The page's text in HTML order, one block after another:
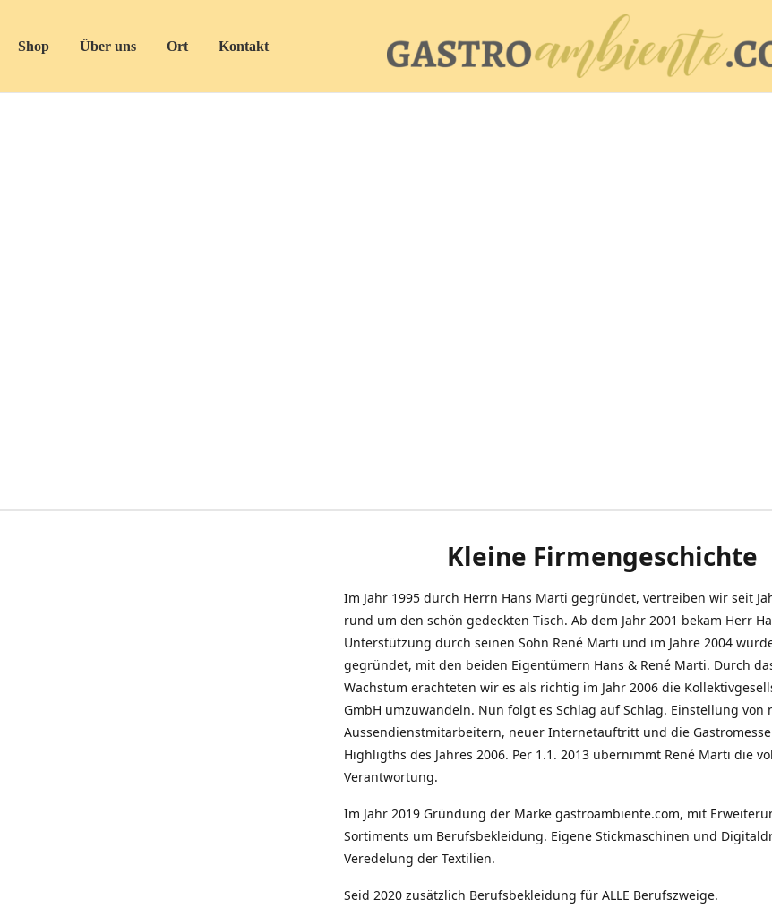
Shop Über uns Ort Kontakt
Kleine Firmengeschichte
Im Jahr 1995 durch Herrn Hans Marti gegründet, vertreiben wir seit
rund um den schön gedeckten Tisch. Ab dem Jahr 2001 bekam Herr
Unterstützung durch seinen Sohn René Marti und im Jahre 2004
gegründet, mit den beiden Eigentümern Hans & René Marti. Durch
Wachstum erachteten wir es als richtig im Jahr 2006 die
GmbH umzuwandeln. Nun folgt es Schlag auf Schlag. Einstellung von
Aussendienstmitarbeitern, neuer Internetauftritt und die Gastromesse
Highligths des Jahres 2006. Per 1.1. 2013 übernimmt René Marti die
Verantwortung.
Im Jahr 2019 Gründung der Marke gastroambiente.com, mit
Sortiments um Berufsbekleidung. Eigene Stickmaschinen und
Veredelung der Textilien.
Seid 2020 zusätzlich Berufsbekleidung für ALLE Berufszweige.